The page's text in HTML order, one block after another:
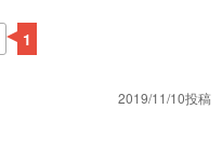
1
2019/11/10投稿